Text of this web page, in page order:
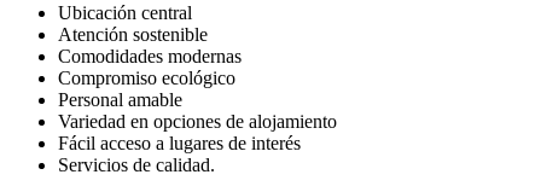
Ubicación central
Atención sostenible
Comodidades modernas
Compromiso ecológico
Personal amable
Variedad en opciones de alojamiento
Fácil acceso a lugares de interés
Servicios de calidad.